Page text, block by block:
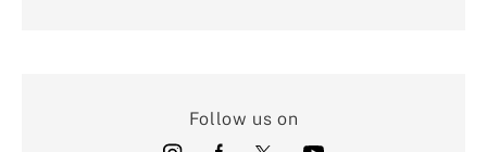
Follow us on